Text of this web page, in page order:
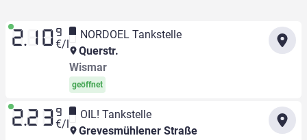
2.10 9
€/l
NORDOEL Tankstelle
Querstr.
Wismar
geöffnet
2.23 9
€/l
OIL! Tankstelle
Grevesmühlener Straße